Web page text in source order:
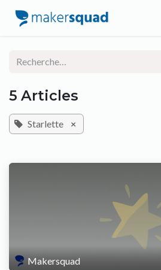
5 Articles
Starlette ×
Makersquad